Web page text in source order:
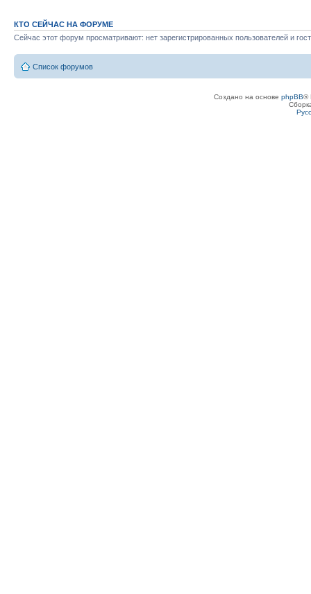
КТО СЕЙЧАС НА ФОРУМЕ
Сейчас этот форум просматривают: нет зарегистрированных пользователей и
Список форумов
Создано на основе phpBB®